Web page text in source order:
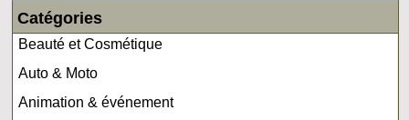
Catégories
Beauté et Cosmétique
Auto & Moto
Animation & événement